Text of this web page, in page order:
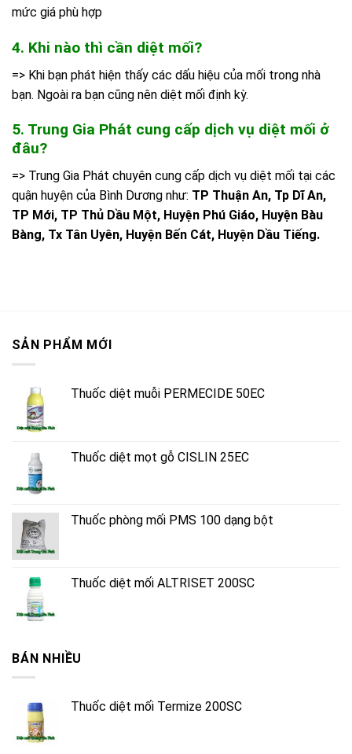
mức giá phù hợp
4. Khi nào thì cần diệt mối?
=> Khi bạn phát hiện thấy các dấu hiệu của mối trong nhà
bạn. Ngoài ra bạn cũng nên diệt mối định kỳ.
5. Trung Gia Phát cung cấp dịch vụ diệt mối ở
đâu?
=> Trung Gia Phát chuyên cung cấp dịch vụ diệt mối tại các
quận huyện của Bình Dương như: TP Thuận An, Tp Dĩ An,
TP Mới, TP Thủ Dầu Một, Huyện Phú Giáo, Huyện Bàu
Bàng, Tx Tân Uyên, Huyện Bến Cát, Huyện Dầu Tiếng.
SẢN PHẨM MỚI
Thuốc diệt muỗi PERMECIDE 50EC
Thuốc diệt mọt gỗ CISLIN 25EC
Thuốc phòng mối PMS 100 dạng bột
Thuốc diệt mối ALTRISET 200SC
BÁN NHIỀU
Thuốc diệt mối Termize 200SC